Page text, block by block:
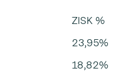
ZISK %
23,95%
18,82%